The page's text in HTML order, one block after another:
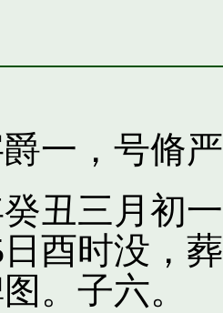
一，号脩严
丑三月初
酉时没，
。子六。